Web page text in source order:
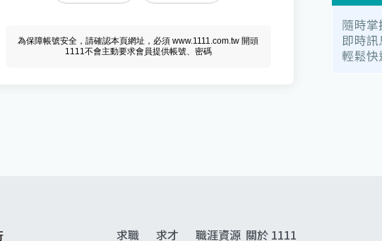
為保障帳號安全，請確認本頁網址，必須 www.1111.com.tw 開頭
1111不會主動要求會員提供帳號、密碼
求職 求才 職涯資源 關於 1111